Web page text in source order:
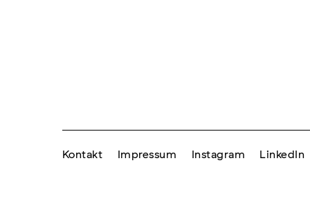
Kontakt Impressum Instagram LinkedIn